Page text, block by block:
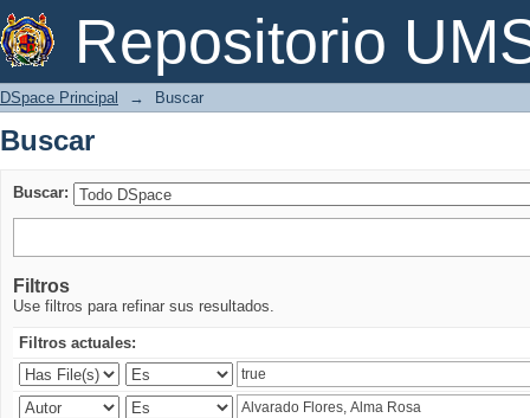
Repositorio
Buscar
DSpace Principal → Buscar
Buscar
Buscar:
Filtros
Use filtros para refinar sus resultados.
Filtros actuales: